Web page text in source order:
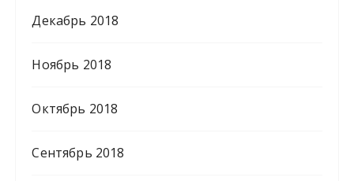
Декабрь 2018
Ноябрь 2018
Октябрь 2018
Сентябрь 2018